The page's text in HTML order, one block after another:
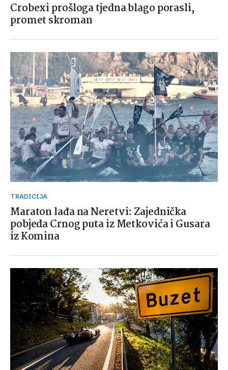
Crobexi prošloga tjedna blago porasli,
promet skroman
TRADICIJA
Maraton lađa na Neretvi: Zajednička
pobjeda Crnog puta iz Metkovića i Gusara
iz Komina